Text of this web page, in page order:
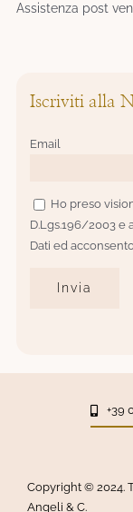
Assistenza post
Iscriviti alla
Email
Ho preso
D.Lgs.196/2003 e
Dati ed
+39
Copyright © 2024.
Angeli & C.